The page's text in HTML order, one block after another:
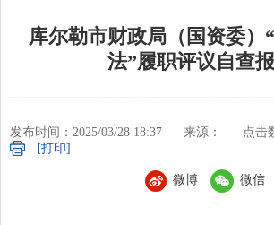
库尔勒市财政局（国资委）
法”履职评议自查
发布时间：2025/03/28 18:37 来源： 点击
[打印]
微博 微信